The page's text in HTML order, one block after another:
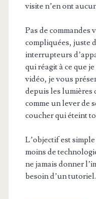
visite n’en ont
Pas de commandes
compliquées, juste
interrupteurs
qui réagit à ce que
vidéo, je vous
depuis les lumières
comme un lever de
coucher qui éteint
L’objectif est
moins de
ne jamais donner
besoin d’un tutoriel.